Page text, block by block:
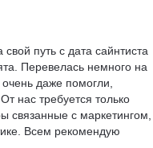
путь с дата сайнтиста
Перевелась немного на
даже помогли,
нас требуется только
связанные с маркетингом,
Всем рекомендую